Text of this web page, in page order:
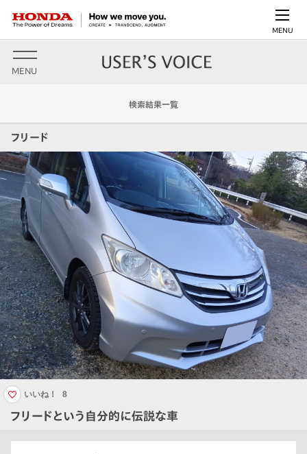
MENU
MENU
検索結果一覧
フリード
フリードという自分的に伝説な車
いいね！ 8